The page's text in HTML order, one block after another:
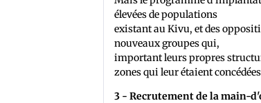
élevées de populations
existant au Kivu, et des
nouveaux groupes qui,
important leurs propres
zones qui leur étaient
3 - Recrutement de la main-